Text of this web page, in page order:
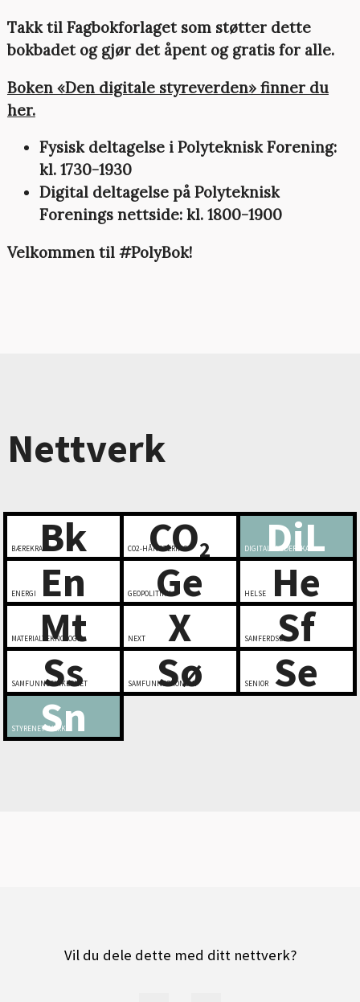
Takk til Fagbokforlaget som støtter dette
bokbadet og gjør det åpent og gratis for alle.
Boken «Den digitale styreverden» finner du
her.
Fysisk deltagelse i Polyteknisk Forening:
kl. 1730-1930
Digital deltagelse på Polyteknisk
Forenings nettside: kl. 1800-1900
Velkommen til #PolyBok!
Nettverk
Bk
BÆREKRAFT CO2
CO2-HÅNDTERING DiL
DIGITALT LEDERSKAP
En
ENERGI Ge
GEOPOLITIKK He
HELSE
Mt
MATERIALTEKNOLOGI X
NEXT Sf
SAMFERDSEL
Ss
SAMFUNNSSIKKERHET Sø
SAMFUNNSØKONOMI Se
SENIOR
Sn
STYRENETTVERK
Vil du dele dette med ditt nettverk?